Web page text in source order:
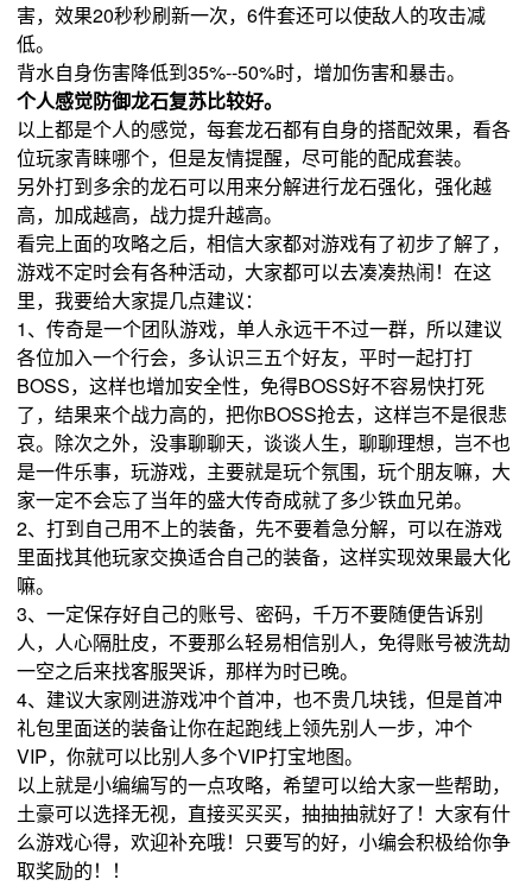
害，效果20秒秒刷新一次，6件套还可以使敌人的攻击减
低。
背水自身伤害降低到35%--50%时，增加伤害和暴击。
个人感觉防御龙石复苏比较好。
以上都是个人的感觉，每套龙石都有自身的搭配效果，看各
位玩家青睐哪个，但是友情提醒，尽可能的配成套装。
另外打到多余的龙石可以用来分解进行龙石强化，强化越
高，加成越高，战力提升越高。
看完上面的攻略之后，相信大家都对游戏有了初步了解了，
游戏不定时会有各种活动，大家都可以去凑凑热闹！在这
里，我要给大家提几点建议：
1、传奇是一个团队游戏，单人永远干不过一群，所以建议
各位加入一个行会，多认识三五个好友，平时一起打打
BOSS，这样也增加安全性，免得BOSS好不容易快打死
了，结果来个战力高的，把你BOSS抢去，这样岂不是很悲
哀。除次之外，没事聊聊天，谈谈人生，聊聊理想，岂不也
是一件乐事，玩游戏，主要就是玩个氛围，玩个朋友嘛，大
家一定不会忘了当年的盛大传奇成就了多少铁血兄弟。
2、打到自己用不上的装备，先不要着急分解，可以在游戏
里面找其他玩家交换适合自己的装备，这样实现效果最大化
嘛。
3、一定保存好自己的账号、密码，千万不要随便告诉别
人，人心隔肚皮，不要那么轻易相信别人，免得账号被洗劫
一空之后来找客服哭诉，那样为时已晚。
4、建议大家刚进游戏冲个首冲，也不贵几块钱，但是首冲
礼包里面送的装备让你在起跑线上领先别人一步，冲个
VIP，你就可以比别人多个VIP打宝地图。
以上就是小编编写的一点攻略，希望可以给大家一些帮助，
土豪可以选择无视，直接买买买，抽抽抽就好了！大家有什
么游戏心得，欢迎补充哦！只要写的好，小编会积极给你争
取奖励的！！